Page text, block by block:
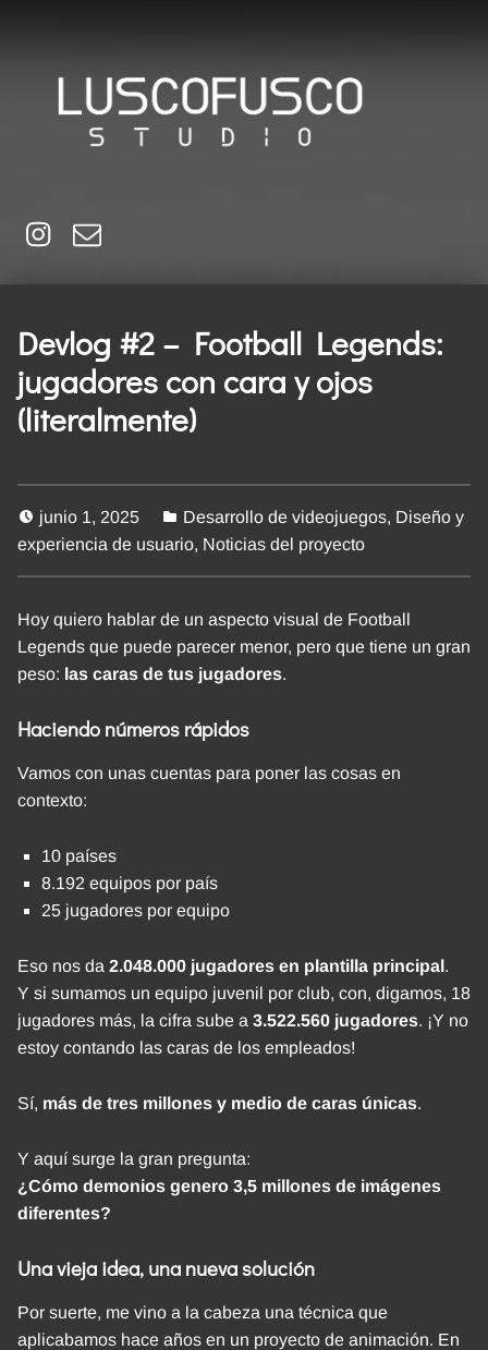
Luscofusco Studio
Devlog #2 – Football Legends:
jugadores con cara y ojos
(literalmente)
junio 1, 2025 Desarrollo de videojuegos, Diseño y
experiencia de usuario, Noticias del proyecto
Hoy quiero hablar de un aspecto visual de Football
Legends que puede parecer menor, pero que tiene un gran
peso: las caras de tus jugadores.
Haciendo números rápidos
Vamos con unas cuentas para poner las cosas en
contexto:
10 países
8.192 equipos por país
25 jugadores por equipo
Eso nos da 2.048.000 jugadores en plantilla principal.
Y si sumamos un equipo juvenil por club, con, digamos, 18
jugadores más, la cifra sube a 3.522.560 jugadores. ¡Y no
estoy contando las caras de los empleados!
Sí, más de tres millones y medio de caras únicas.
Y aquí surge la gran pregunta:
¿Cómo demonios genero 3,5 millones de imágenes
diferentes?
Una vieja idea, una nueva solución
Por suerte, me vino a la cabeza una técnica que
aplicabamos hace años en un proyecto de animación. En